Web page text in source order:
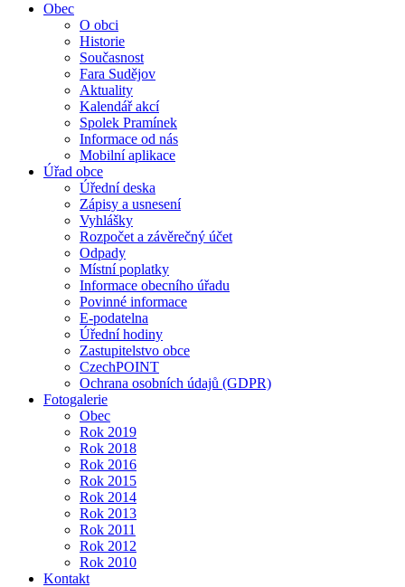
Obec
O obci
Historie
Současnost
Fara Sudějov
Aktuality
Kalendář akcí
Spolek Pramínek
Informace od nás
Mobilní aplikace
Úřad obce
Úřední deska
Zápisy a usnesení
Vyhlášky
Rozpočet a závěrečný účet
Odpady
Místní poplatky
Informace obecního úřadu
Povinné informace
E-podatelna
Úřední hodiny
Zastupitelstvo obce
CzechPOINT
Ochrana osobních údajů (GDPR)
Fotogalerie
Obec
Rok 2019
Rok 2018
Rok 2016
Rok 2015
Rok 2014
Rok 2013
Rok 2011
Rok 2012
Rok 2010
Kontakt